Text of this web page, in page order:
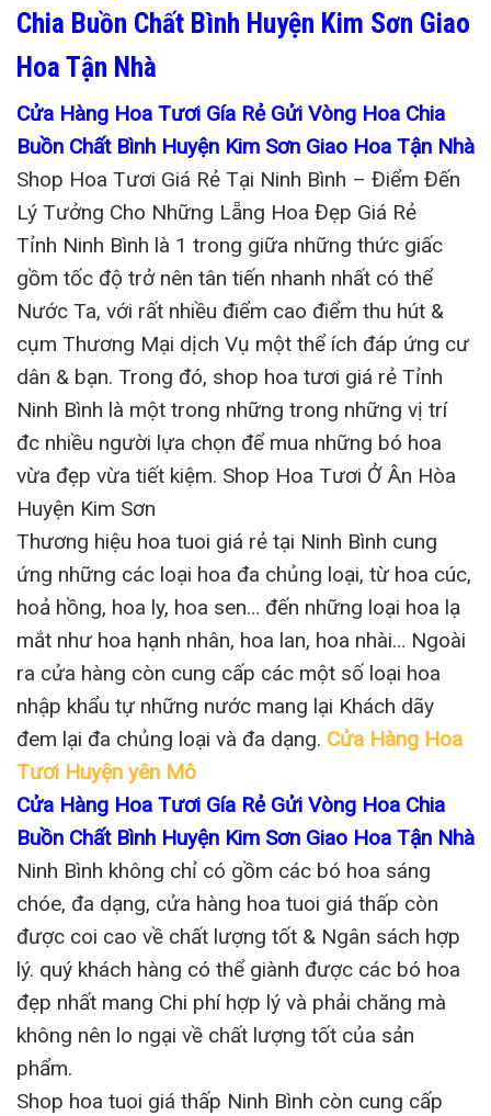
Chia Buồn Chất Bình Huyện Kim Sơn Giao
Hoa Tận Nhà
Cửa Hàng Hoa Tươi Gía Rẻ Gửi Vòng Hoa Chia
Buồn Chất Bình Huyện Kim Sơn Giao Hoa Tận Nhà
Shop Hoa Tươi Giá Rẻ Tại Ninh Bình – Điểm Đến
Lý Tưởng Cho Những Lẵng Hoa Đẹp Giá Rẻ
Tỉnh Ninh Bình là 1 trong giữa những thức giấc
gồm tốc độ trở nên tân tiến nhanh nhất có thể
Nước Ta, với rất nhiều điểm cao điểm thu hút &
cụm Thương Mại dịch Vụ một thể ích đáp ứng cư
dân & bạn. Trong đó, shop hoa tươi giá rẻ Tỉnh
Ninh Bình là một trong những trong những vị trí
đc nhiều người lựa chọn để mua những bó hoa
vừa đẹp vừa tiết kiệm. Shop Hoa Tươi Ở Ân Hòa
Huyện Kim Sơn
Thương hiệu hoa tuoi giá rẻ tại Ninh Bình cung
ứng những các loại hoa đa chủng loại, từ hoa cúc,
hoả hồng, hoa ly, hoa sen… đến những loại hoa lạ
mắt như hoa hạnh nhân, hoa lan, hoa nhài… Ngoài
ra cửa hàng còn cung cấp các một số loại hoa
nhập khẩu tự những nước mang lại Khách dãy
đem lại đa chủng loại và đa dạng. Cửa Hàng Hoa
Tươi Huyện yên Mô
Cửa Hàng Hoa Tươi Gía Rẻ Gửi Vòng Hoa Chia
Buồn Chất Bình Huyện Kim Sơn Giao Hoa Tận Nhà
Ninh Bình không chỉ có gồm các bó hoa sáng
chóe, đa dạng, cửa hàng hoa tuoi giá thấp còn
được coi cao về chất lượng tốt & Ngân sách hợp
lý. quý khách hàng có thể giành được các bó hoa
đẹp nhất mang Chi phí hợp lý và phải chăng mà
không nên lo ngại về chất lượng tốt của sản
phẩm.
Shop hoa tuoi giá thấp Ninh Bình còn cung cấp